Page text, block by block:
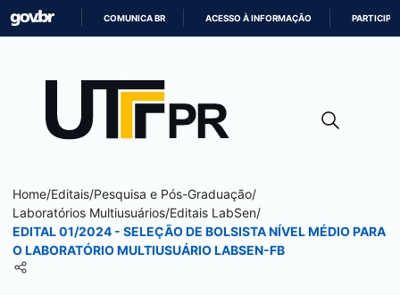
CONTEÚDO
COMUNICA BR ACESSO À INFORMAÇÃO PARTICIPE
Home/Editais/Pesquisa e Pós-Graduação/
Laboratórios Multiusuários/Editais LabSen/
EDITAL 01/2024 - SELEÇÃO DE BOLSISTA NÍVEL MÉDIO PARA
O LABORATÓRIO MULTIUSUÁRIO LABSEN-FB